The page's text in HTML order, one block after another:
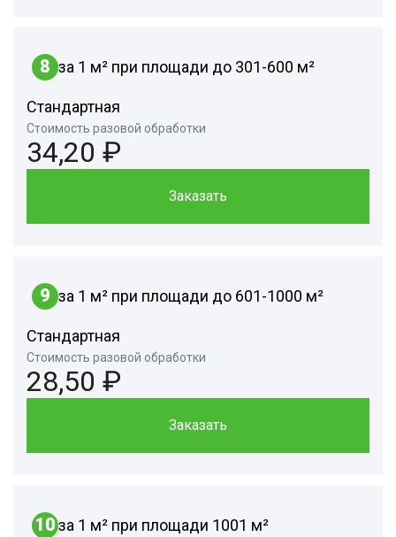
8 за 1 м² при площади до 301-600 м²
Стандартная
Стоимость разовой обработки
34,20 ₽
Заказать
9 за 1 м² при площади до 601-1000 м²
Стандартная
Стоимость разовой обработки
28,50 ₽
Заказать
10за 1 м² при площади 1001 м²